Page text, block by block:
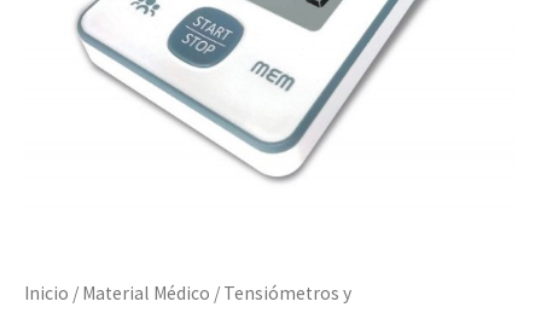
Inicio / Material Médico / Tensiómetros y